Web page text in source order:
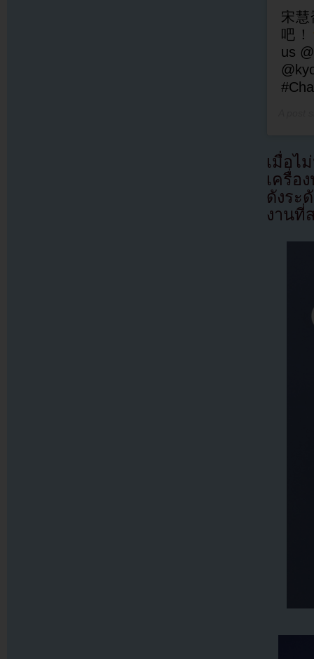
宋
吧！
us
เมื่อไ
เครื่อ
ดังระ
งานที่